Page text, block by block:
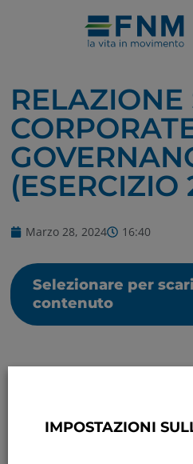
(ESERCIZIO
Marzo 28, 2024 16:40
Selezionare per
contenuto
IMPOSTAZIONI